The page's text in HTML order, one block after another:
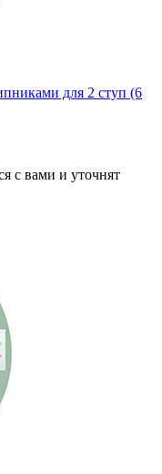
для 2 ступ (6
с вами и уточнят